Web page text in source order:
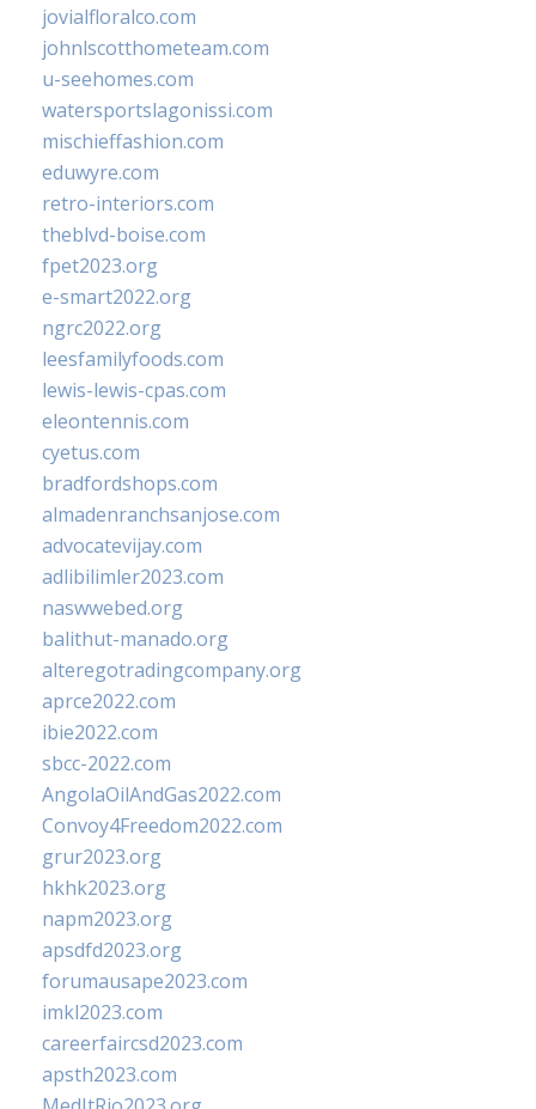
jovialfloralco.com
johnlscotthometeam.com
u-seehomes.com
watersportslagonissi.com
mischieffashion.com
eduwyre.com
retro-interiors.com
theblvd-boise.com
fpet2023.org
e-smart2022.org
ngrc2022.org
leesfamilyfoods.com
lewis-lewis-cpas.com
eleontennis.com
cyetus.com
bradfordshops.com
almadenranchsanjose.com
advocatevijay.com
adlibilimler2023.com
naswwebed.org
balithut-manado.org
alteregotradingcompany.org
aprce2022.com
ibie2022.com
sbcc-2022.com
AngolaOilAndGas2022.com
Convoy4Freedom2022.com
grur2023.org
hkhk2023.org
napm2023.org
apsdfd2023.org
forumausape2023.com
imkl2023.com
careerfaircsd2023.com
apsth2023.com